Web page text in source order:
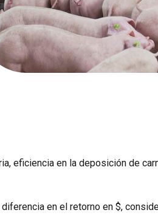
eficiencia en la deposición de
en el retorno en $,